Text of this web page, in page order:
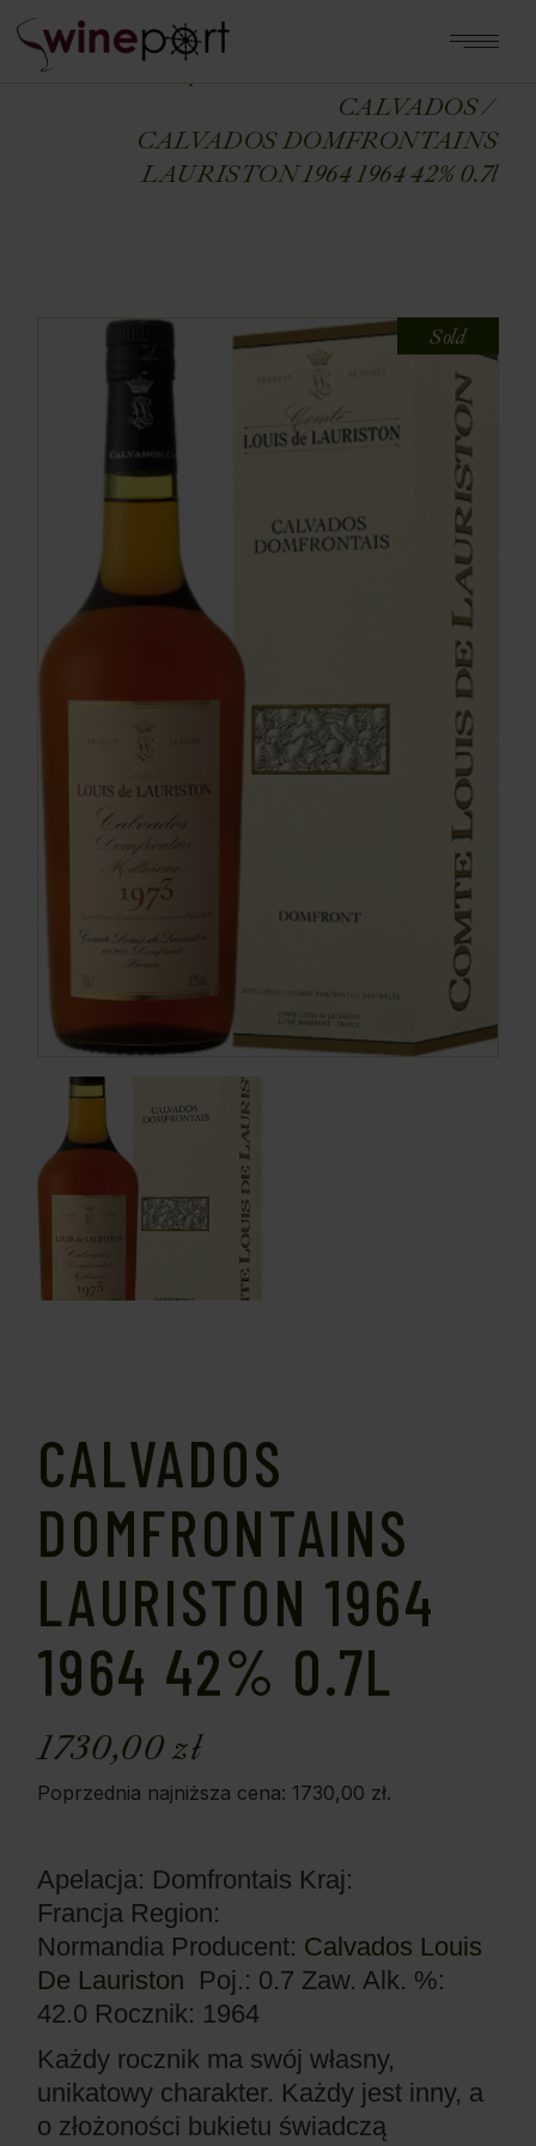
CALVADOS
CALVADOS DOMFRONTAINS
LAURISTON 1964 1964 42% 0.7l
Sold
CALVADOS
DOMFRONTAINS
LAURISTON 1964
1964 42% 0.7L
1730,00zł
Poprzednia najniższa cena: 1730,00 zł.
Apelacja: Domfrontais Kraj:
Francja Region:
Normandia Producent: Calvados Louis
De Lauriston Poj.: 0.7 Zaw. Alk. %:
42.0 Rocznik: 1964
Każdy rocznik ma swój własny,
unikatowy charakter. Każdy jest inny, a
o złożoności bukietu świadczą